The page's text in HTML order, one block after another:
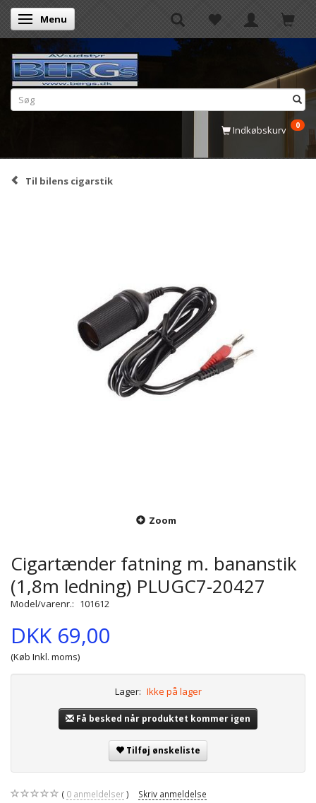
Skifte navigation
Menu
Indkøbskurv 0
Til bilens cigarstik
Zoom
Cigartænder fatning m. bananstik
(1,8m ledning) PLUGC7-20427
Model/varenr.: 101612
DKK 69,00
(Køb Inkl. moms)
Lager: Ikke på lager
Få besked når produktet kommer igen
Tilføj ønskeliste
0 anmeldelser Skriv anmeldelse